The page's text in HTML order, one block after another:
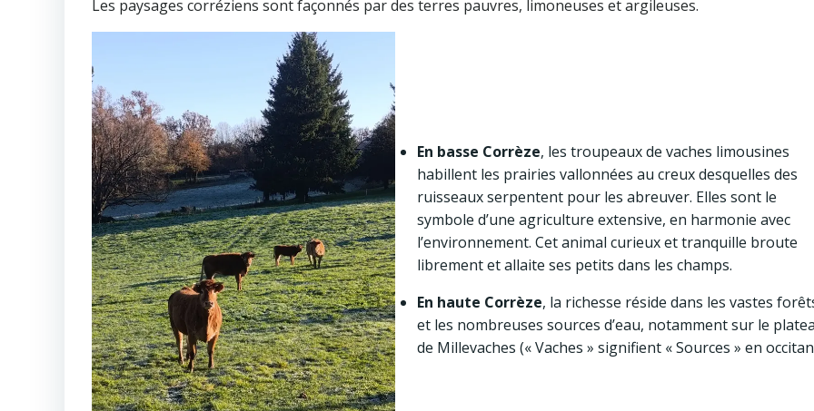
Les paysages corréziens sont façonnés par des terres pauvres, limoneuses et argileuses.
En basse Corrèze, les troupeaux de vaches limousines
habillent les prairies vallonnées au creux desquelles des
ruisseaux serpentent pour les abreuver. Elles sont le
symbole d’une agriculture extensive, en harmonie avec
l’environnement. Cet animal curieux et tranquille broute
librement et allaite ses petits dans les champs.
En haute Corrèze, la richesse réside dans les vastes
et les nombreuses sources d’eau, notamment sur le
de Millevaches (« Vaches » signifient « Sources » en